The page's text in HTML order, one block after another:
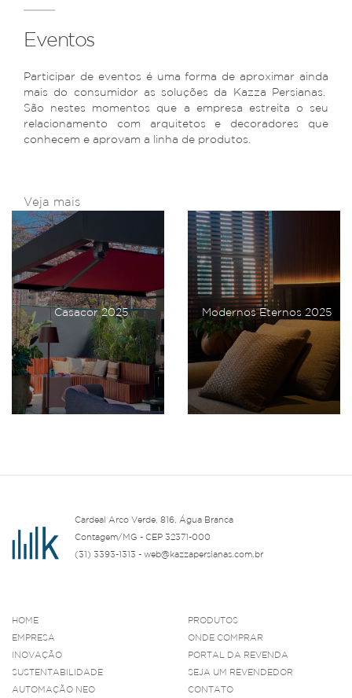
Eventos
Participar de eventos é uma forma de aproximar ainda
mais do consumidor as soluções da Kazza Persianas.
São nestes momentos que a empresa estreita o seu
relacionamento com arquitetos e decoradores que
conhecem e aprovam a linha de produtos.
Veja mais
Casacor 2025 Modernos Eternos 2025
Cardeal Arco Verde, 816, Água Branca
Contagem/MG - CEP 32371-000
(31) 3393-1313 - web@kazzapersianas.com.br
HOME
EMPRESA
INOVAÇÃO
SUSTENTABILIDADE
AUTOMAÇÃO NEO
PRODUTOS
ONDE COMPRAR
PORTAL DA REVENDA
SEJA UM REVENDEDOR
CONTATO